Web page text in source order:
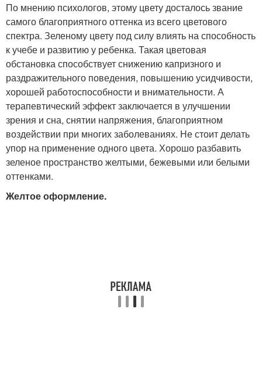
По мнению психологов, этому цвету досталось звание
самого благоприятного оттенка из всего цветового
спектра. Зеленому цвету под силу влиять на способность
к учебе и развитию у ребенка. Такая цветовая
обстановка способствует снижению капризного и
раздражительного поведения, повышению усидчивости,
хорошей работоспособности и внимательности. А
терапевтический эффект заключается в улучшении
зрения и сна, снятии напряжения, благоприятном
воздействии при многих заболеваниях. Не стоит делать
упор на применение одного цвета. Хорошо разбавить
зеленое пространство желтыми, бежевыми или белыми
оттенками.
Желтое оформление.